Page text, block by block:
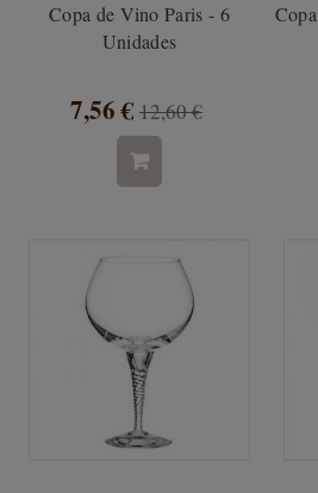
Copa de Vino Paris - 6
Unidades
7,56 € 12,60 €